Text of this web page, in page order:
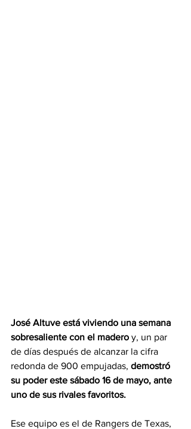
José Altuve está viviendo una semana
sobresaliente con el madero y, un par
de días después de alcanzar la cifra
redonda de 900 empujadas, demostró
su poder este sábado 16 de mayo, ante
uno de sus rivales favoritos.
Ese equipo es el de Rangers de Texas,